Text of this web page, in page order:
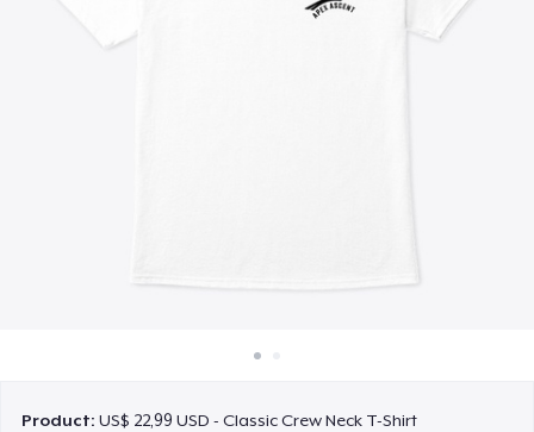
Product:US$ 22,99 USD - Classic Crew Neck T-Shirt